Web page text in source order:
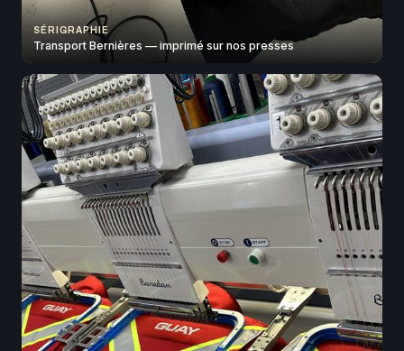
SÉRIGRAPHIE
Transport Bernières — imprimé sur nos presses